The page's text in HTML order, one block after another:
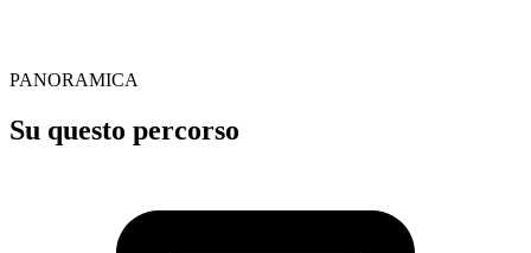
PANORAMICA
Su questo percorso